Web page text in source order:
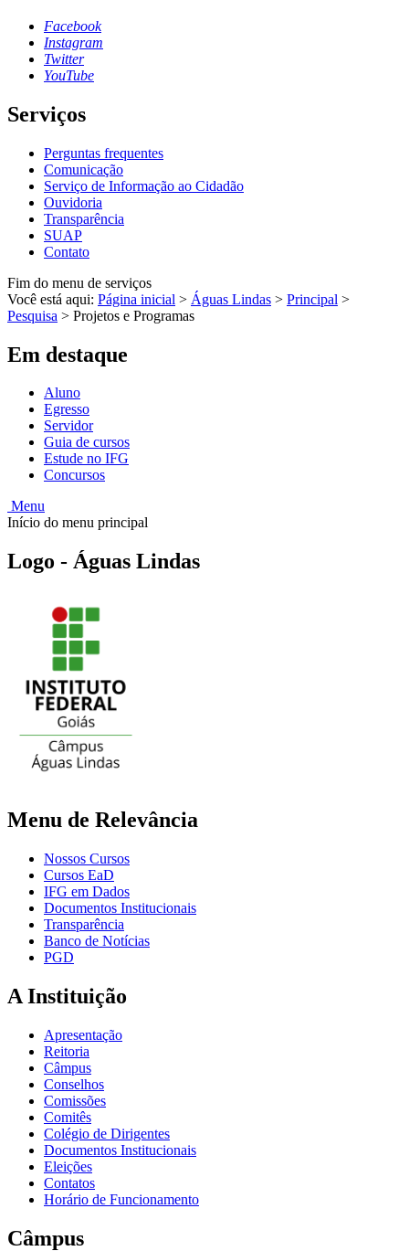
Facebook
Instagram
Twitter
YouTube
Serviços
Perguntas frequentes
Comunicação
Serviço de Informação ao Cidadão
Ouvidoria
Transparência
SUAP
Contato
Fim do menu de serviços
Você está aqui: Página inicial > Águas Lindas > Principal >
Pesquisa > Projetos e Programas
Em destaque
Aluno
Egresso
Servidor
Guia de cursos
Estude no IFG
Concursos
Menu
Início do menu principal
Logo - Águas Lindas
Menu de Relevância
Nossos Cursos
Cursos EaD
IFG em Dados
Documentos Institucionais
Transparência
Banco de Notícias
PGD
A Instituição
Apresentação
Reitoria
Câmpus
Conselhos
Comissões
Comitês
Colégio de Dirigentes
Documentos Institucionais
Eleições
Contatos
Horário de Funcionamento
Câmpus